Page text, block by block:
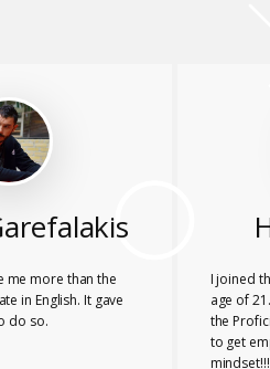
me more than the
in English. It gave
do so.
I joined
age of
the
to get